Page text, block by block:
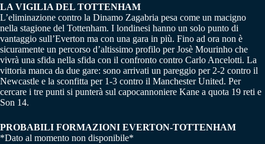
LA VIGILIA DEL TOTTENHAM
L’eliminazione contro la Dinamo Zagabria pesa come un macigno
nella stagione del Tottenham. I londinesi hanno un solo punto di
vantaggio sull’Everton ma con una gara in più. Fino ad ora non è
sicuramente un percorso d’altissimo profilo per Josè Mourinho che
vivrà una sfida nella sfida con il confronto contro Carlo Ancelotti. La
vittoria manca da due gare: sono arrivati un pareggio per 2-2 contro il
Newcastle e la sconfitta per 1-3 contro il Manchester United. Per
cercare i tre punti si punterà sul capocannoniere Kane a quota 19 reti e
Son 14.
PROBABILI FORMAZIONI EVERTON-TOTTENHAM
*Dato al momento non disponibile*